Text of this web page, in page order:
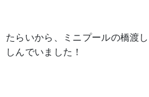
たらいから、ミニプールの橋渡
しんでいました！